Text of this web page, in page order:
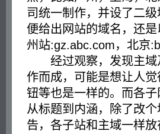
司统一制作，并设了二
便给出网站的域名，还
州站:gz.abc.com，北京
经过观察，发现主域
作而成，可能是想让人
钮等也是一样的。而各
从标题到内涵，除了改
告，各子站和主域一样